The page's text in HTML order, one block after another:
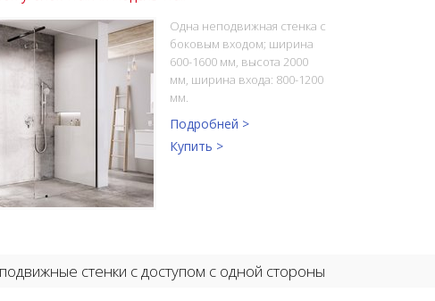
Одна неподвижная стенка с
боковым входом; ширина
600-1600 мм, высота 2000
мм, ширина входа: 800-1200
мм.
Подробней >
Купить >
стенки с доступом с одной стороны